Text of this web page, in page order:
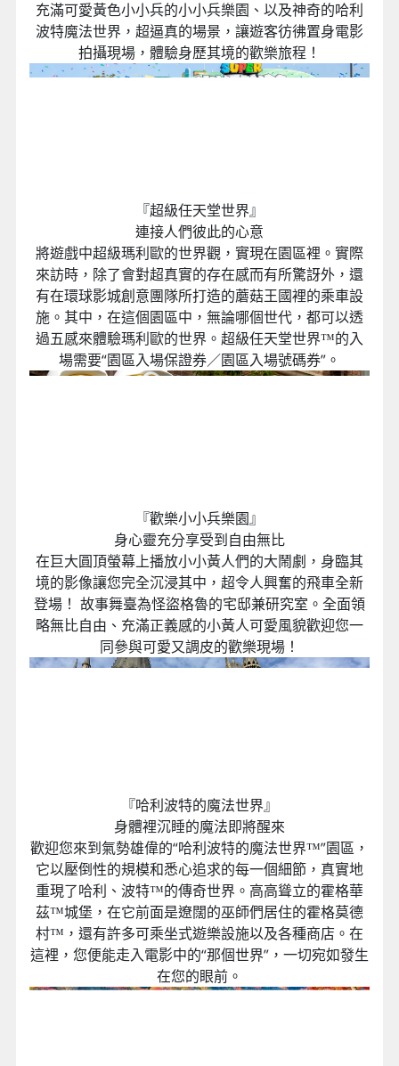
充滿可愛黃色小小兵的小小兵樂園、以及神奇的哈利
波特魔法世界，超逼真的場景，讓遊客彷彿置身電影
拍攝現場，體驗身歷其境的歡樂旅程！
『超級任天堂世界』
連接人們彼此的心意
將遊戲中超級瑪利歐的世界觀，實現在園區裡。實際
來訪時，除了會對超真實的存在感而有所驚訝外，還
有在環球影城創意團隊所打造的蘑菇王國裡的乘車設
施。其中，在這個園區中，無論哪個世代，都可以透
過五感來體驗瑪利歐的世界。超級任天堂世界™的入
場需要“園區入場保證券／園區入場號碼券”。
『歡樂小小兵樂園』
身心靈充分享受到自由無比
在巨大圓頂螢幕上播放小小黃人們的大鬧劇，身臨其
境的影像讓您完全沉浸其中，超令人興奮的飛車全新
登場！ 故事舞臺為怪盜格魯的宅邸兼研究室。全面領
略無比自由、充滿正義感的小黃人可愛風貌歡迎您一
同參與可愛又調皮的歡樂現場！
『哈利波特的魔法世界』
身體裡沉睡的魔法即將醒來
歡迎您來到氣勢雄偉的“哈利波特的魔法世界™”園區，
它以壓倒性的規模和悉心追求的每一個細節，真實地
重現了哈利、波特™的傳奇世界。高高聳立的霍格華
茲™城堡，在它前面是遼闊的巫師們居住的霍格莫德
村™，還有許多可乘坐式遊樂設施以及各種商店。在
這裡，您便能走入電影中的“那個世界”，一切宛如發生
在您的眼前。